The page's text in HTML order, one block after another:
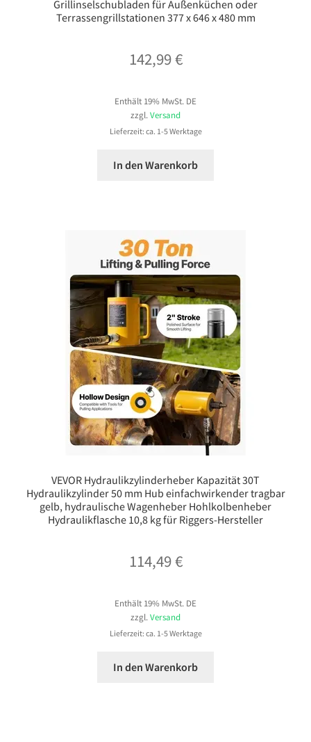
Grillinselschubladen für Außenküchen oder
Terrassengrillstationen 377 x 646 x 480 mm
142,99€
Enthält 19% MwSt. DE
zzgl. Versand
Lieferzeit: ca. 1-5 Werktage
In den Warenkorb
VEVOR Hydraulikzylinderheber Kapazität 30T
Hydraulikzylinder 50 mm Hub einfachwirkender tragbar
gelb, hydraulische Wagenheber Hohlkolbenheber
Hydraulikflasche 10,8 kg für Riggers-Hersteller
114,49€
Enthält 19% MwSt. DE
zzgl. Versand
Lieferzeit: ca. 1-5 Werktage
In den Warenkorb